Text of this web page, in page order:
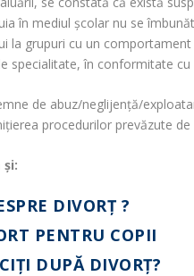
în mediul școlar nu se
la grupuri cu un
specialitate, în conformitate
de abuz/neglijență/
procedurilor prevăzute de
DIVORȚ ?
PENTRU COPII
DUPĂ DIVORŢ?